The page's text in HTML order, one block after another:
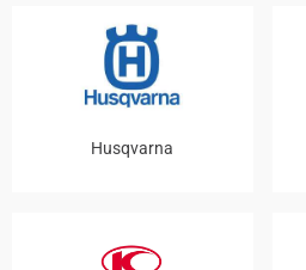
Husqvarna